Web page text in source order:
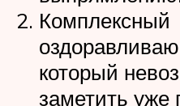
Комплексный
который
заметить уже